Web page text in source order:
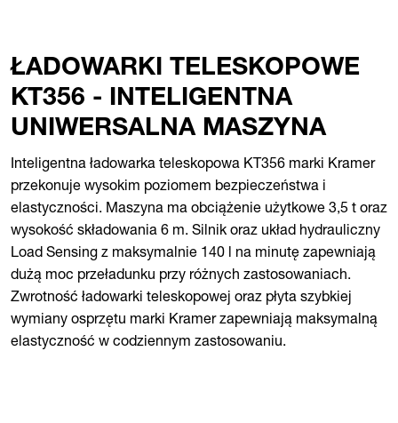
ŁADOWARKI TELESKOPOWE
KT356 - INTELIGENTNA
UNIWERSALNA MASZYNA
Inteligentna ładowarka teleskopowa KT356 marki Kramer
przekonuje wysokim poziomem bezpieczeństwa i
elastyczności. Maszyna ma obciążenie użytkowe 3,5 t oraz
wysokość składowania 6 m. Silnik oraz układ hydrauliczny
Load Sensing z maksymalnie 140 l na minutę zapewniają
dużą moc przeładunku przy różnych zastosowaniach.
Zwrotność ładowarki teleskopowej oraz płyta szybkiej
wymiany osprzętu marki Kramer zapewniają maksymalną
elastyczność w codziennym zastosowaniu.